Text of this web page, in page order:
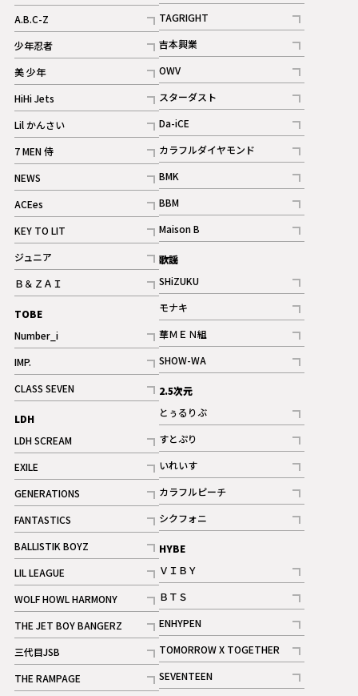
記事
A.B.C-Z
記事
ギャラリー
少年忍者
記事
美 少年
記事
HiHi Jets
記事
Lil かんさい
記事
7 MEN 侍
記事
NEWS
記事
ACEes
記事
KEY TO LIT
記事
ジュニア
記事
Ｂ＆ＺＡＩ
記事
TOBE
Number_i
記事
IMP.
記事
CLASS SEVEN
記事
LDH
LDH SCREAM
記事
EXILE
記事
GENERATIONS
記事
FANTASTICS
記事
BALLISTIK BOYZ
記事
LIL LEAGUE
記事
WOLF HOWL HARMONY
記事
THE JET BOY BANGERZ
記事
三代目JSB
記事
THE RAMPAGE
記事
TAGRIGHT
記事
吉本興業
記事
OWV
記事
ギャラリー
スターダスト
記事
Da-iCE
記事
カラフルダイヤモンド
記事
BMK
記事
BBM
記事
ギャラリー
Maison B
記事
歌謡
SHiZUKU
記事
モナキ
記事
華ＭＥＮ組
記事
SHOW-WA
記事
2.5次元
とぅるりぶ
記事
すとぷり
記事
ギャラリー
いれいす
記事
ギャラリー
カラフルピーチ
記事
シクフォニ
記事
HYBE
ＶＩＢＹ
記事
ＢＴＳ
記事
ENHYPEN
記事
TOMORROW X TOGETHER
記事
ギャラリー
SEVENTEEN
記事